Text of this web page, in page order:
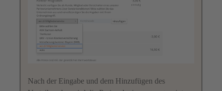
Nach der Eingabe und dem Hinzufügen des